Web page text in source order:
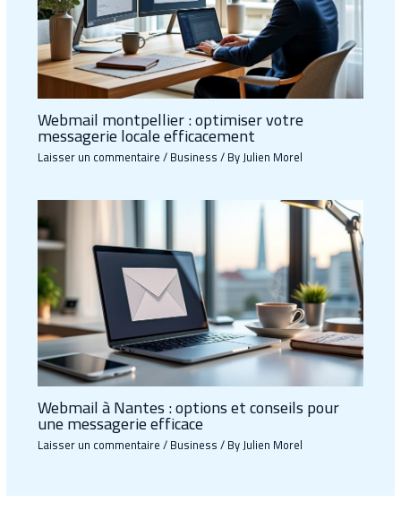
Webmail montpellier : optimiser votre
messagerie locale efficacement
Laisser un commentaire/Business/ ByJulien Morel
Webmail à Nantes : options et conseils pour
une messagerie efficace
Laisser un commentaire/Business/ ByJulien Morel